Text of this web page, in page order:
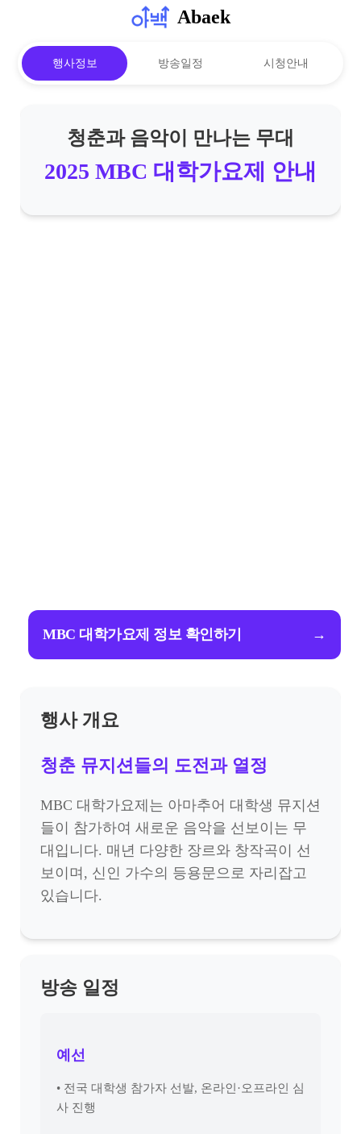
Abaek
행사정보 방송일정 시청안내
청춘과 음악이 만나는 무대
2025 MBC 대학가요제 안내
MBC 대학가요제 정보 확인하기 →
행사 개요
청춘 뮤지션들의 도전과 열정
MBC 대학가요제는 아마추어 대학생 뮤지션
들이 참가하여 새로운 음악을 선보이는 무
대입니다. 매년 다양한 장르와 창작곡이 선
보이며, 신인 가수의 등용문으로 자리잡고
있습니다.
방송 일정
예선
• 전국 대학생 참가자 선발, 온라인·오프라인 심
사 진행